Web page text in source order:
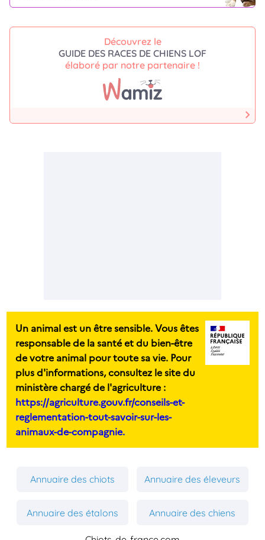
Découvrez le
GUIDE DES RACES DE CHIENS LOF
élaboré par notre partenaire !
Un animal est un être sensible. Vous êtes
responsable de la santé et du bien-être
de votre animal pour toute sa vie. Pour
plus d'informations, consultez le site du
ministère chargé de l'agriculture :
https://agriculture.gouv.fr/conseils-et-
reglementation-tout-savoir-sur-les-
animaux-de-compagnie.
Annuaire des chiots Annuaire des éleveurs
Annuaire des étalons Annuaire des chiens